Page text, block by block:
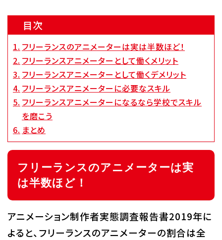
目次
フリーランスのアニメーターは実は半数ほど！
フリーランスアニメーターとして働くメリット
フリーランスアニメーターとして働くデメリット
フリーランスアニメーターに必要なスキル
フリーランスアニメーターになるなら学校でスキル
を磨こう
まとめ
フリーランスのアニメーターは実
は半数ほど！
アニメーション制作者実態調査報告書2019年に
よると、フリーランスのアニメーターの割合は全